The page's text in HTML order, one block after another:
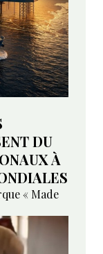
DU
À
« Made